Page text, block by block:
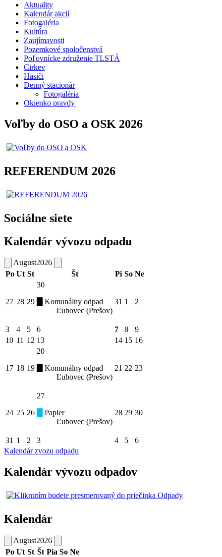
Aktuality
Kalendár akcií
Fotogaléria
Kultúra
Zaujímavosti
Pozemkové spoločenstvá
Poľovnícke združenie TLSTÁ
Cirkev
Hasiči
Denný stacionár
Fotogaléria
Okienko pravdy
Voľby do OSO a OSK 2026
REFERENDUM 2026
Sociálne siete
Kalendár vývozu odpadu
August2026
Po Ut St Št Pi So Ne
27 28 29
30
Komunálny odpad
Ľubovec (Prešov)
31 1 2
3 4 5 6 7 8
9
10 11 12 13 14 15 16
17 18 19
20
Komunálny odpad
Ľubovec (Prešov)
21 22 23
24 25 26
27
Papier
Ľubovec (Prešov)
28 29 30
31 1 2 3 4 5
6
Kalendár zvozu odpadu
Kalendár vývozu odpadov
Kalendár
August2026
Po Ut St Št Pia So Ne